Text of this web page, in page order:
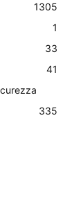
1305
1
33
41
335